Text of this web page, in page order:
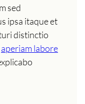
sed
ipsa itaque et
distinctio
aperiam labore